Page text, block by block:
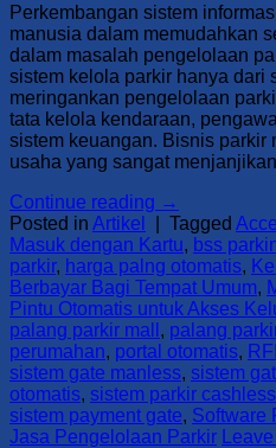
Perkembangan sistem
manusia dalam memudahkan
dalam masalah pengelolaan
sistem kelola parkir hanya dari
meringankan pengelolaan
tata kelola kendaraan,
sistem keuangan. Bisnis parkir
usaha yang sangat
Continue reading →
Posted in Artikel Tagged
Masuk dengan Kartu, bss
parkir, harga palng otomatis,
Berbayar Bagi Tempat Umum,
Pintu Otomatis untuk Akses
palang parkir mall , palang
perumahan, portal otomatis,
sistem gate manless, sistem
otomatis, sistem parkir cashless
sistem payment gate, Software
Jasa Pengelolaan Parkir